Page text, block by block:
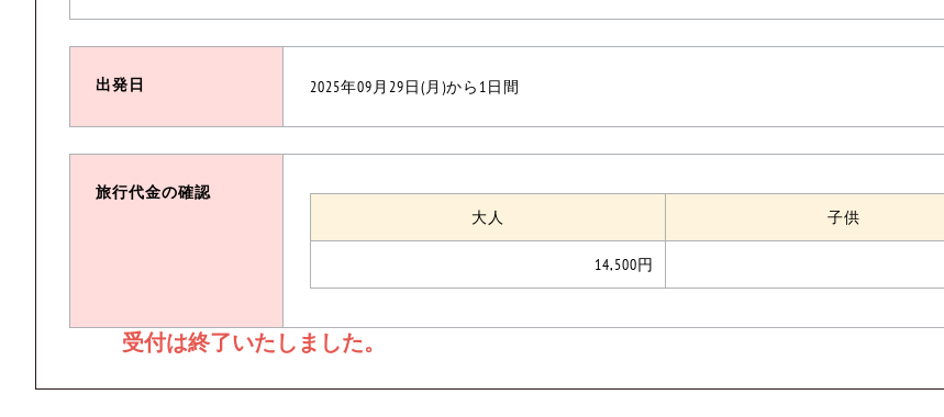
出発日 2025年09月29日(月)から1日間
旅行代金の確認
大人
子供
14,500円